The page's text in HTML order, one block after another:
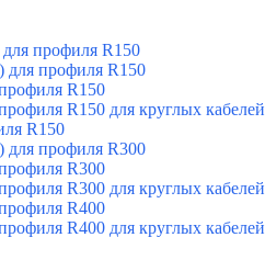
профиля R150
профиля R150
R150
R150 для круглых кабелей
R150
профиля R300
R300
R300 для круглых кабелей
R400
R400 для круглых кабелей